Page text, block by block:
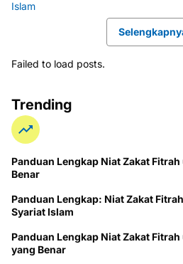
Failed to load posts.
Trending
Panduan Lengkap Niat Zakat
Benar
Panduan Lengkap: Niat Zakat
Syariat Islam
Panduan Lengkap Niat Zakat
yang Benar